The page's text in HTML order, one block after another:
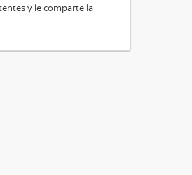
y le comparte la